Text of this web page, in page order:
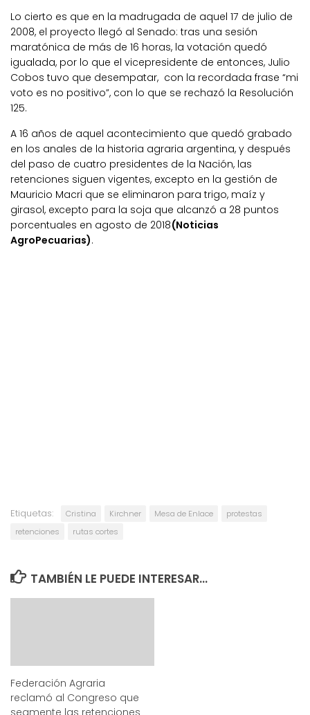
Lo cierto es que en la madrugada de aquel 17 de julio de
2008, el proyecto llegó al Senado: tras una sesión
maratónica de más de 16 horas, la votación quedó
igualada, por lo que el vicepresidente de entonces, Julio
Cobos tuvo que desempatar, con la recordada frase “mi
voto es no positivo”, con lo que se rechazó la Resolución
125.
A 16 años de aquel acontecimiento que quedó grabado
en los anales de la historia agraria argentina, y después
del paso de cuatro presidentes de la Nación, las
retenciones siguen vigentes, excepto en la gestión de
Mauricio Macri que se eliminaron para trigo, maíz y
girasol, excepto para la soja que alcanzó a 28 puntos
porcentuales en agosto de 2018(Noticias
AgroPecuarias).
Etiquetas: Cristina Kirchner Mesa de Enlace
protestas
retenciones
rutas cortes
TAMBIÉN LE PUEDE INTERESAR...
Federación Agraria
reclamó al Congreso que